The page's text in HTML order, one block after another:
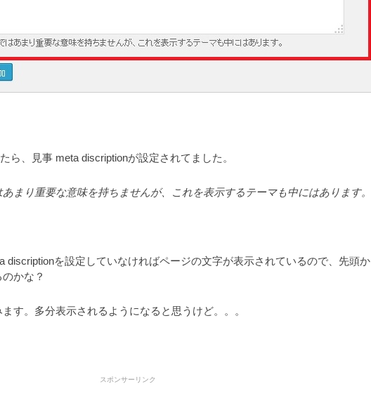
ら、見事 meta discriptionが設定されてました。
まり重要な意味を持ちませんが、これを表示するテーマも中にはあります。
discriptionを設定していなければページの文字が表示されているので、先頭か
かな？
す。多分表示されるようになると思うけど。。。
スポンサーリンク